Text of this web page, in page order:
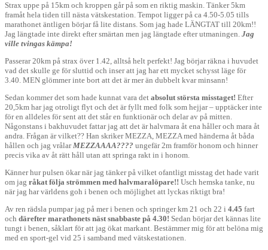
Strax uppe på 15km och kroppen går på som en riktig maskin. Tänker 5km
framåt hela tiden till nästa vätskestation. Tempot ligger på ca 4.50-5.05 tills
marathonet äntligen börjar få lite distans. Som jag hade LÄNGTAT till 20km!!
Jag längtade inte direkt efter smärtan men jag längtade efter utmaningen. Jag
ville tvingas kämpa!
Passerar 20km på strax över 1.42, alltså helt perfekt! Jag börjar räkna i huvudet
vad det skulle ge för sluttid och inser att jag har ett mycket schysst läge för
3.40. MEN glömmer inte bort att det är mer än dubbelt kvar minsann!
Sedan kommer det som hade kunnat vara det absolut största misstaget! Efter
20,5km har jag otroligt flyt och det är fyllt med folk som hejjar – upptäcker inte
för en alldeles för sent att det står en funktionär och delar av på mitten.
Någonstans i bakhuvudet fattar jag att det är halvmara åt ena håller och mara åt
andra. Frågan är vilket?? Han skriker MEZZA, MEZZA med händerna åt båda
hållen och jag vrålarMEZZAAAA???? ungefär 2m framför honom och hinner
precis vika av åt rätt håll utan att springa rakt in i honom.
Känner hur pulsen ökar när jag tänker på vilket ofantligt misstag det hade varit
om jag råkat följa strömmen med halvmaralöpare!! Usch hemska tanke, nu
när jag har världens goh i benen och möjlighet att lyckas riktigt bra!
Av ren rädsla pumpar jag på mer i benen och springer km 21 och 22 i 4.45 fart
och därefter marathonets näst snabbaste på 4.30! Sedan börjar det kännas lite
tungt i benen, såklart för att jag ökat markant. Bestämmer mig för att belöna mig
med en sport-gel vid 25 i samband med vätskestationen.